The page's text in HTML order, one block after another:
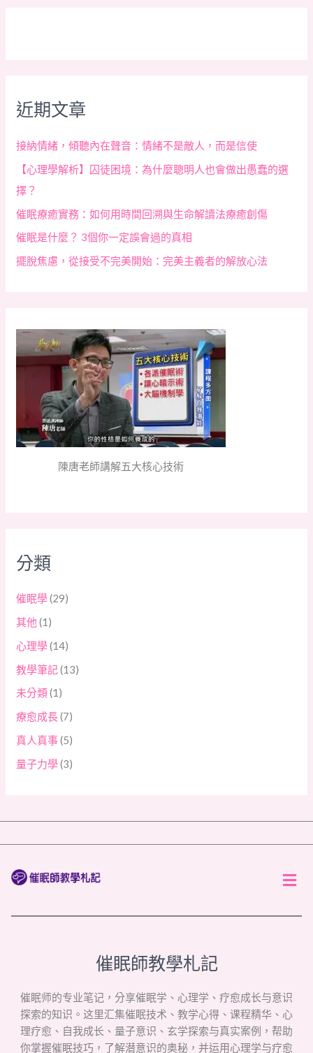
近期文章
接納情緒，傾聽內在聲音：情緒不是敵人，而是信使
【心理學解析】囚徒困境：為什麼聰明人也會做出愚蠢的選
擇？
催眠療癒實務：如何用時間回溯與生命解讀法療癒創傷
催眠是什麼？ 3個你一定誤會過的真相
擺脫焦慮，從接受不完美開始：完美主義者的解放心法
陳唐老師講解五大核心技術
分類
催眠學(29)
其他 (1)
心理學(14)
教學筆記 (13)
未分類(1)
療愈成長(7)
真人真事(5)
量子力學 (3)
催眠師教學札記
催眠师的专业笔记，分享催眠学、心理学、疗愈成长与意识
探索的知识。这里汇集催眠技术、教学心得、课程精华、心
理疗愈、自我成长、量子意识、玄学探索与真实案例，帮助
你掌握催眠技巧，了解潜意识的奥秘，并运用心理学与疗愈